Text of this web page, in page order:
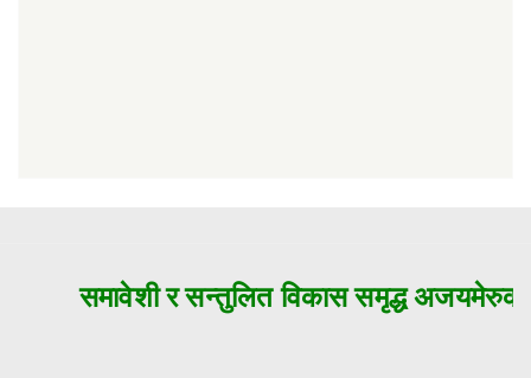
समावेशी र सन्तुलित विकास समृद्ध अजयमेरुको